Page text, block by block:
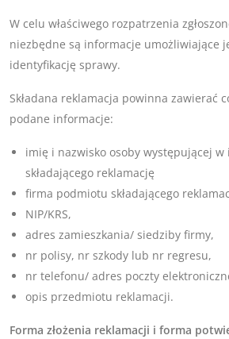
W celu właściwego rozpatrzenia
niezbędne są informacje umożliwiające
identyfikację sprawy.
Składana reklamacja powinna zawierać
podane informacje:
imię i nazwisko osoby występującej
składającego reklamację
firma podmiotu składającego
NIP/KRS,
adres zamieszkania/ siedziby firmy,
nr polisy, nr szkody lub nr regresu,
nr telefonu/ adres poczty
opis przedmiotu reklamacji.
Forma złożenia reklamacji i forma